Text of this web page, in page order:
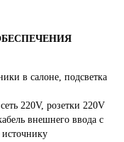
в салоне, подсветка
220V, розетки 220V
внешнего ввода с